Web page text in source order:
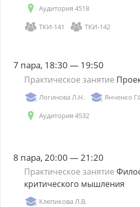
Аудитория 4518
ТКИ-141
ТКИ-142
7 пара, 18:30 — 19:50
Практическое занятие
Логинова Л.Н.
Янченко
Аудитория 4532
8 пара, 20:00 — 21:20
Практическое занятие
критического мышления
Клепикова Л.В.